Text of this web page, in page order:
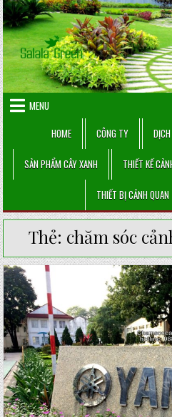
Skip
to
content
MENU
HOME
CÔNG TY
SẢN PHẨM CÂY XANH THIẾT KẾ
THIẾT BỊ CẢNH QUAN
Thẻ: chăm sóc
Posted
in